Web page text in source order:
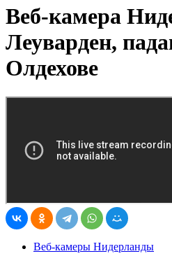
Веб-камера
Леуварден,
Олдехове
Веб-камеры Нидерланды